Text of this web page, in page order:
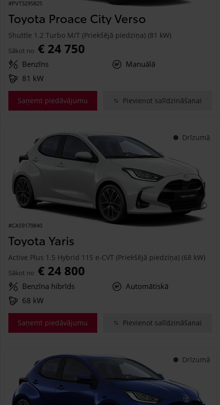
#PVT3295825
Toyota Proace City Verso
Shuttle 1.2 Turbo M/T (Priekšējā piedziņa) (81 kW)
Sākot no € 24 750
Benzīns
Manuālā
81 kW
Saņemt piedāvājumu Pievienot salīdzināšanai
Drīzumā
#CA59179840
Toyota Yaris
Active Plus 1.5 Hybrid 115 e-CVT (Priekšējā piedziņa) (68 kW)
Sākot no € 24 800
Benzīna hibrīds
Automātiskā
68 kW
Saņemt piedāvājumu Pievienot salīdzināšanai
Drīzumā